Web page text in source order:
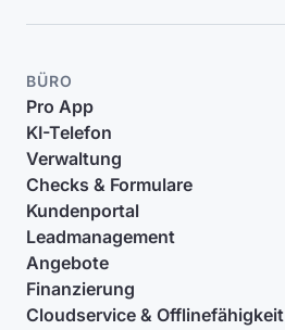
BÜRO
Pro App
KI-Telefon
Verwaltung
Checks & Formulare
Kundenportal
Leadmanagement
Angebote
Finanzierung
Cloudservice & Offlinefähigkeit